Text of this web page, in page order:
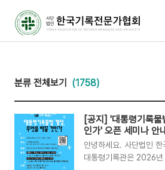
분류 전체보기 (1758)
[공지] '대통령기록
인가' 오픈 세미나 안
안녕하세요. 사단법인
대통령기록관은 2026년